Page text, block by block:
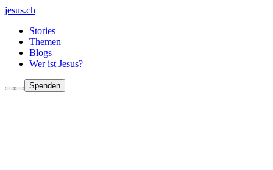
jesus.ch
Stories
Themen
Blogs
Wer ist Jesus?
Spenden